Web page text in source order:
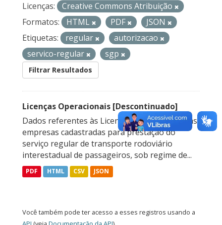
Licenças:
Creative Commons Atribuição
Formatos:
HTML PDF
JSON
Etiquetas:
regular
autorizacao
servico-regular
sgp
Filtrar Resultados
Licenças Operacionais [Descontinuado]
Dados referentes às Licenças Operacionais das
empresas cadastradas para prestação do
serviço regular de transporte rodoviário
interestadual de passageiros, sob regime de...
PDF HTML CSV JSON
Você também pode ter acesso a esses registros usando a